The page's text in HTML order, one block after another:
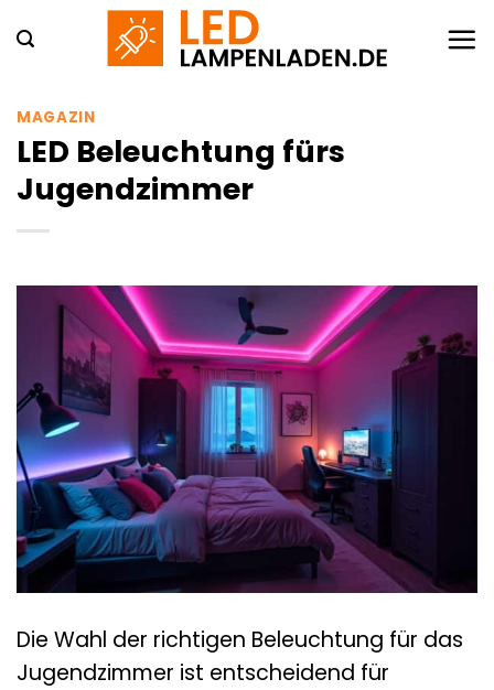
Inhalt
MAGAZIN
LED Beleuchtung fürs
Jugendzimmer
Die Wahl der richtigen Beleuchtung für das
Jugendzimmer ist entscheidend für